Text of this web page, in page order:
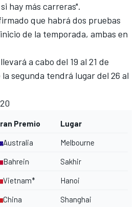
hay más carreras".
que habrá dos pruebas
de la temporada, ambas en
a cabo del 19 al 21 de
segunda tendrá lugar del 26 al
Premio Lugar
Australia Melbourne
Bahrein Sakhir
Vietnam* Hanoi
China Shanghai